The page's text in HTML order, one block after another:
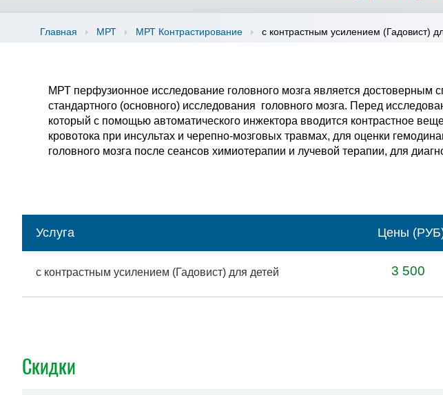
Главная МРТ МРТ Контрастирование с контрастным усилением (Гадовист)
МРТ перфузионное исследование головного мозга является
стандартного (основного) исследования головного мозга. Перед
который с помощью автоматического инжектора вводится контрастное
кровотока при инсультах и черепно-мозговых травмах, для оценки
головного мозга после сеансов химиотерапии и лучевой терапии, для
Услуга Цены
с контрастным усилением (Гадовист) для детей 3 500
Скидки